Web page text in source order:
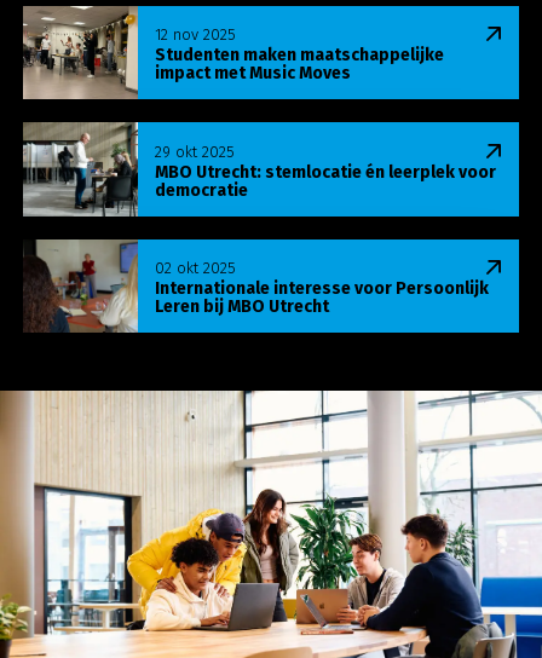
Studenten maken maatschappelijke
impact met Music Moves
12 nov 2025
Lees meer over Studenten maken
MBO Utrecht: stemlocatie én leerplek voor
democratie
29 okt 2025
Lees meer over MBO Utrecht: stemlocatie én
Internationale interesse voor Persoonlijk
Leren bij MBO Utrecht
02 okt 2025
Lees meer over Internationale interesse voor